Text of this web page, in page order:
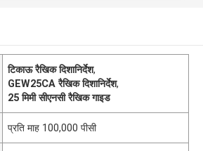
टिकाऊ रैखिक दिशानिर्देश,
GEW25CA रैखिक दिशानिर्देश,
25 मिमी सीएनसी रैखिक गाइड
प्रति माह 100,000 पीसी